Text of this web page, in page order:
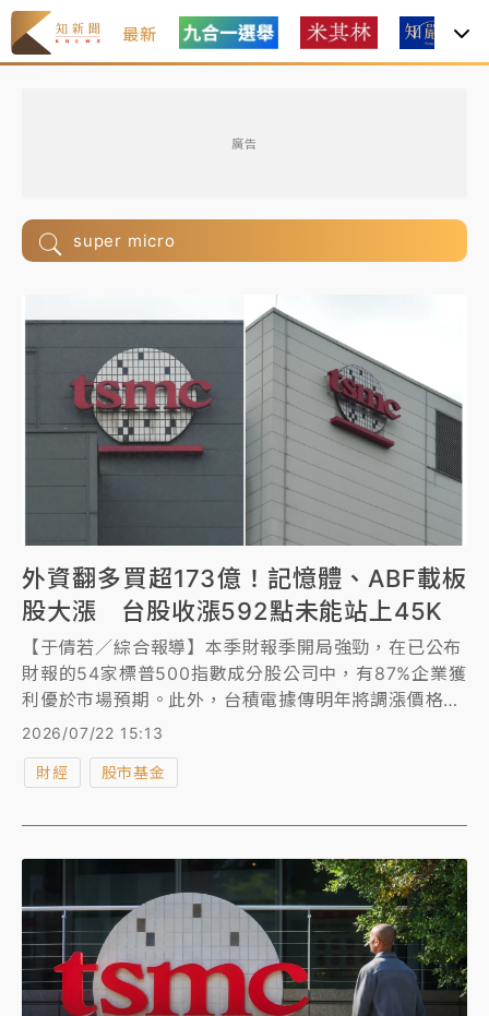
最新
廣告
super micro
外資翻多買超173億！記憶體、ABF載板
股大漲 台股收漲592點未能站上45K
【于倩若／綜合報導】本季財報季開局強勁，在已公布
財報的54家標普500指數成分股公司中，有87%企業獲
利優於市場預期。此外，台積電據傳明年將調漲價格
10%，這2項發展均帶動晶片與記憶體類股上漲。美股
大漲5.21%。
2026/07/22 15:13
財經 股市基金